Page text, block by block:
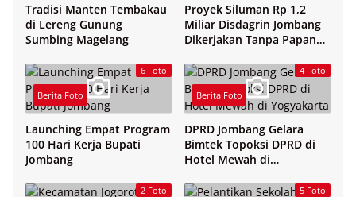
Tradisi Manten Tembakau
di Lereng Gunung
Sumbing Magelang
Proyek Siluman Rp 1,2
Miliar Disdagrin Jombang
Dikerjakan Tanpa Papan
6 Foto
Berita Foto
Launching Empat Program
100 Hari Kerja Bupati
Jombang
4 Foto
Berita Foto
DPRD Jombang Gelara
Bimtek Topoksi DPRD di
Hotel Mewah di
2 Foto 5 Foto